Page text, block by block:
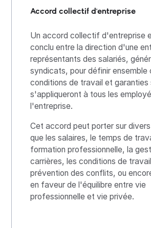
Accord collectif d'entreprise
Un accord collectif d'entreprise
conclu entre la direction d'une
représentants des salariés,
syndicats, pour définir ensemble
conditions de travail et garanties
s'appliqueront à tous les
l'entreprise.
Cet accord peut porter sur
que les salaires, le temps de
formation professionnelle, la
carrières, les conditions de
prévention des conflits, ou
en faveur de l'équilibre entre vie
professionnelle et vie privée.